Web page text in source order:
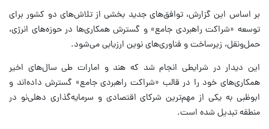
بر اساس این گزارش، توافق‌های جدید بخشی از تلاش‌های دو کشور برای
توسعه «شراکت راهبردی جامع» و گسترش همکاری‌ها در حوزه‌های انرژی،
حمل‌ونقل، زیرساخت و فناوری‌های نوین ارزیابی می‌شود.
این دیدار در شرایطی انجام شد که هند و امارات طی سال‌های اخیر
همکاری‌های خود را در قالب «شراکت راهبردی جامع» گسترش داده‌اند و
ابوظبی به یکی از مهم‌ترین شرکای اقتصادی و سرمایه‌گذاری دهلی‌نو در
منطقه تبدیل شده است.